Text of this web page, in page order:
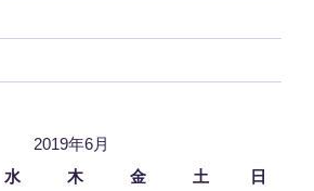
2019年6月
水 木 金 土 日